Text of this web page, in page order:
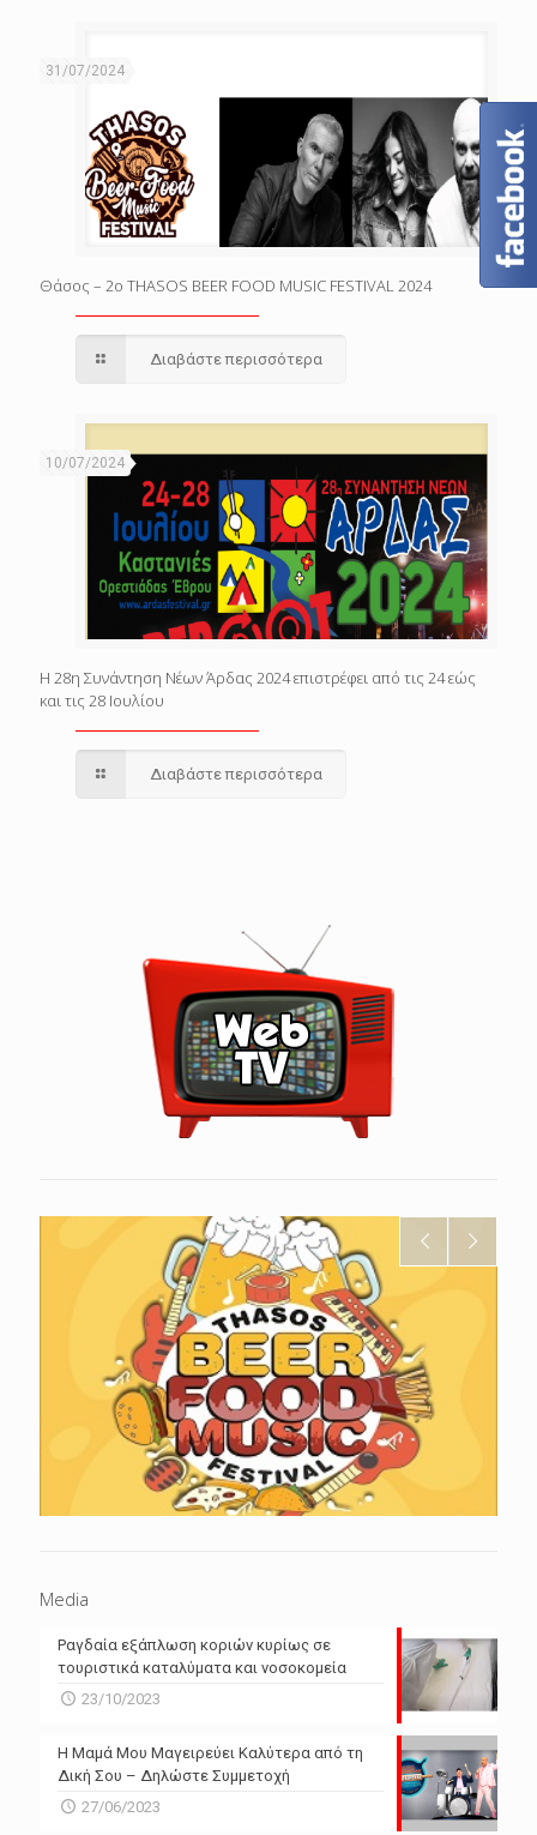
31/07/2024
Θάσος – 2o THASOS BEER FOOD MUSIC FESTIVAL 2024
Διαβάστε περισσότερα
10/07/2024
Η 28η Συνάντηση Νέων Άρδας 2024 επιστρέφει από τις 24 εώς
και τις 28 Ιουλίου
Διαβάστε περισσότερα
Media
Ραγδαία εξάπλωση κοριών κυρίως σε
τουριστικά καταλύματα και νοσοκομεία
23/10/2023
Η Μαμά Μου Μαγειρεύει Καλύτερα από τη
Δική Σου – Δηλώστε Συμμετοχή
27/06/2023